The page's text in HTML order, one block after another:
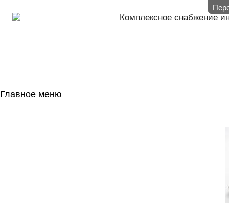
Комплексное снабжение
Главное меню